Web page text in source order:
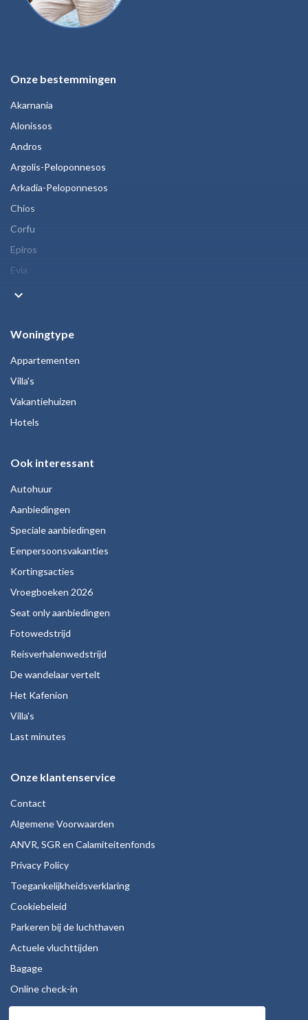
Onze bestemmingen
Akarnania
Alonissos
Andros
Argolis-Peloponnesos
Arkadia-Peloponnesos
Chios
Corfu
Epiros
Evia
keyboard_arrow_down
Woningtype
Appartementen
Villa's
Vakantiehuizen
Hotels
Ook interessant
Autohuur
Aanbiedingen
Speciale aanbiedingen
Eenpersoonsvakanties
Kortingsacties
Vroegboeken 2026
Seat only aanbiedingen
Fotowedstrijd
Reisverhalenwedstrijd
De wandelaar vertelt
Het Kafenion
Villa's
Last minutes
Onze klantenservice
Contact
Algemene Voorwaarden
ANVR, SGR en Calamiteitenfonds
Privacy Policy
Toegankelijkheidsverklaring
Cookiebeleid
Parkeren bij de luchthaven
Actuele vluchttijden
Bagage
Online check-in
Stoelreservering